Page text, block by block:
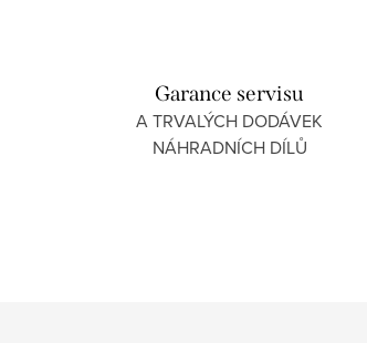
Garance servisu
A TRVALÝCH DODÁVEK
NÁHRADNÍCH DÍLŮ